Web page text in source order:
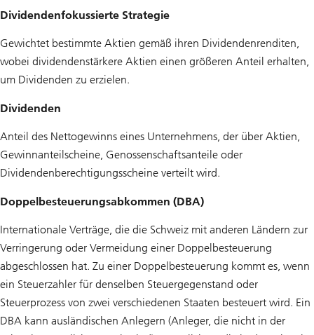
Dividendenfokussierte Strategie
Gewichtet bestimmte Aktien gemäß ihren Dividendenrenditen,
wobei dividendenstärkere Aktien einen größeren Anteil erhalten,
um Dividenden zu erzielen.
Dividenden
Anteil des Nettogewinns eines Unternehmens, der über Aktien,
Gewinnanteilscheine, Genossenschaftsanteile oder
Dividendenberechtigungsscheine verteilt wird.
Doppelbesteuerungsabkommen (DBA)
Internationale Verträge, die die Schweiz mit anderen Ländern zur
Verringerung oder Vermeidung einer Doppelbesteuerung
abgeschlossen hat. Zu einer Doppelbesteuerung kommt es, wenn
ein Steuerzahler für denselben Steuergegenstand oder
Steuerprozess von zwei verschiedenen Staaten besteuert wird. Ein
DBA kann ausländischen Anlegern (Anleger, die nicht in der